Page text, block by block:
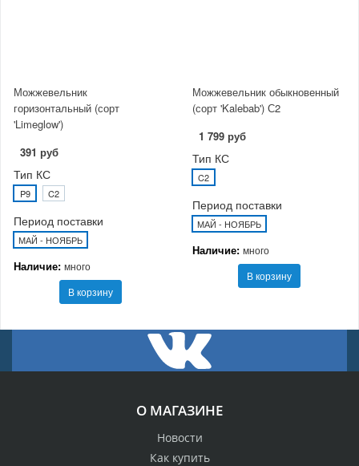
Можжевельник
горизонтальный (сорт
'Limeglow')
391 руб
Тип КС
P9 C2
Период поставки
МАЙ - НОЯБРЬ
Наличие: много
В корзину
Можжевельник обыкновенный
(сорт 'Kalebab') С2
1 799 руб
Тип КС
C2
Период поставки
МАЙ - НОЯБРЬ
Наличие: много
В корзину
О МАГАЗИНЕ
Новости
Как купить